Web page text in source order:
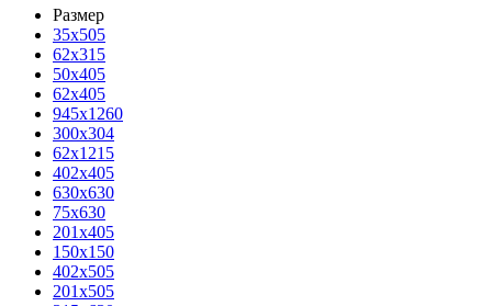
Размер
35х505
62x315
50x405
62х405
945x1260
300x304
62x1215
402x405
630x630
75x630
201x405
150x150
402x505
201x505